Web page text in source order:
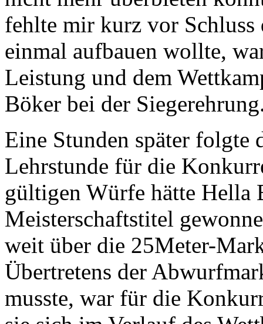
fehlte mir kurz vor
einmal aufbauen wollte,
Leistung und dem
Böker bei der
Eine Stunden später folgte
Lehrstunde für die
gültigen Würfe hätte Hella
Meisterschaftstitel
weit über die 25Meter-
Übertretens der
musste, war für die